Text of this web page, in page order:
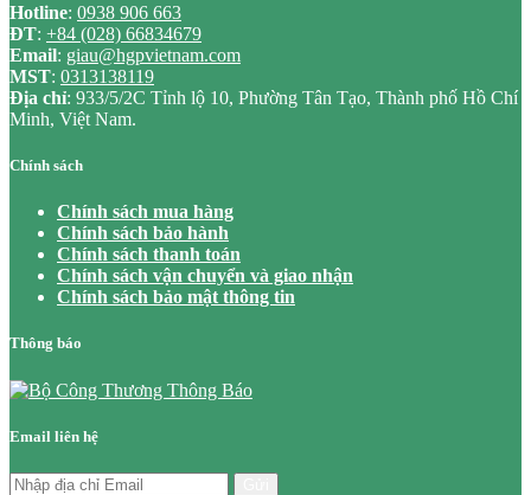
Hotline: 0938 906 663
ĐT: +84 (028) 66834679
Email: giau@hgpvietnam.com
MST: 0313138119
Địa chỉ: 933/5/2C Tỉnh lộ 10, Phường Tân Tạo, Thành phố Hồ Chí
Minh, Việt Nam.
Chính sách
Chính sách mua hàng
Chính sách bảo hành
Chính sách thanh toán
Chính sách vận chuyển và giao nhận
Chính sách bảo mật thông tin
Thông báo
Email liên hệ